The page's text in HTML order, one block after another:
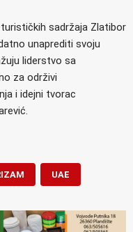
sadržaja Zlatibor
unaprediti svoju
liderstvo sa
za održivi
i idejni tvorac
UAE